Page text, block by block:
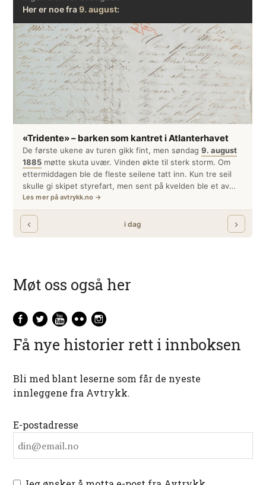
Møt oss også her
Få nye historier rett i innboksen
Bli med blant leserne som får de nyeste
innleggene fra Avtrykk.
E-postadresse